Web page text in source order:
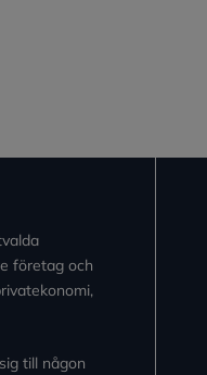
företag och
till någon